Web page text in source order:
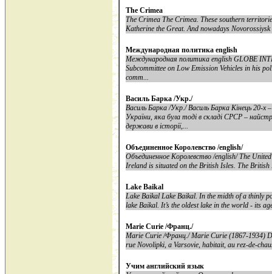
The Crimea
The Crimea The Crimea. These southern
Katherine the Great. And nowadays
Международная политика english
Международная политика english GLOBE
Subcommittee on Low Emission Vehicles in his
comm...
Василь Барка /Укр./
Василь Барка /Укр./ Василь Барка Кінець 20-х
України, яка була тоді в складі СРСР –
держави в історії,...
Объединенное Королевство /english/
Объединенное Королевство /english/ The
Ireland is situated on the British Isles. The
Lake Baikal
Lake Baikal Lake Baikal. In the midth of a thinly
lake Baikal. It’s the oldest lake in the world - its
Marie Curie /Франц./
Marie Curie /Франц./ Marie Curie (1867-1934)
rue Novolipki, a Varsovie, habitait, au rez-de-
Учим английский язык